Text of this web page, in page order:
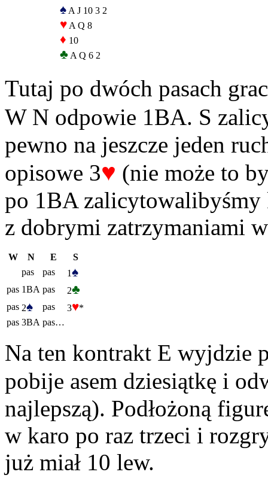
♠ A J 10 3 2
♥ A Q 8
♦ 10
♣ A Q 6 2
Tutaj po dwóch pasach
W N odpowie 1BA. S
pewno na jeszcze jeden
opisowe 3♥ (nie może to
po 1BA
z dobrymi zatrzymaniami
W N E
S
pas
pas 1♠
pas 1BA pas 2♣
pas 2♠ pas 3♥*
pas 3BA pas…
Na ten kontrakt E wyjdzie
pobije asem dziesiątkę i
najlepszą). Podłożoną
w karo po raz trzeci i
już miał 10 lew.